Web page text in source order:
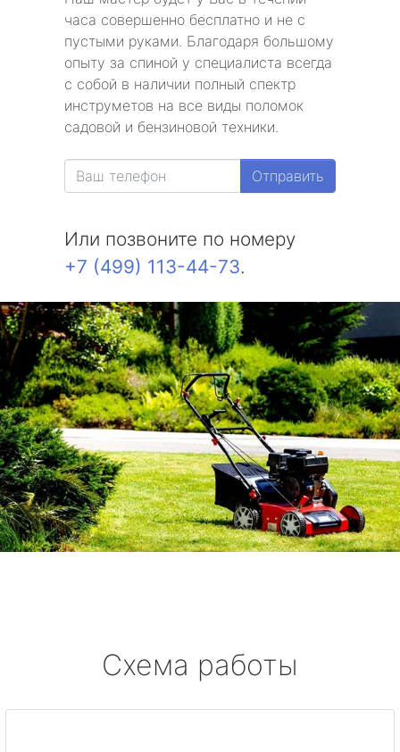
часа совершенно бесплатно и не с
пустыми руками. Благодаря большому
опыту за спиной у специалиста всегда
с собой в наличии полный спектр
инструметов на все виды поломок
садовой и бензиновой техники.
Отправить
Или позвоните по номеру
+7 (499) 113-44-73.
Схема работы